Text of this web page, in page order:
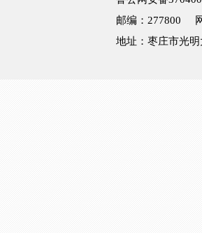
邮编：277800
地址：枣庄市光